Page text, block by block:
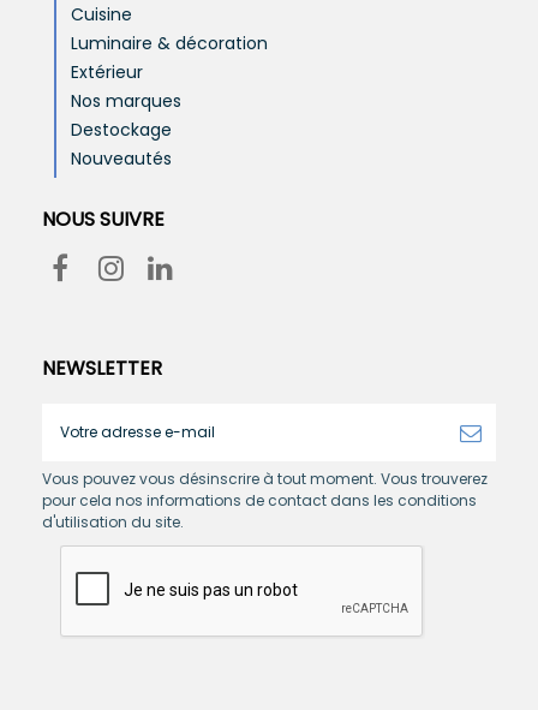
Cuisine
Luminaire & décoration
Extérieur
Nos marques
Destockage
Nouveautés
NOUS SUIVRE
NEWSLETTER
Vous pouvez vous désinscrire à tout moment. Vous trouverez
pour cela nos informations de contact dans les conditions
d'utilisation du site.